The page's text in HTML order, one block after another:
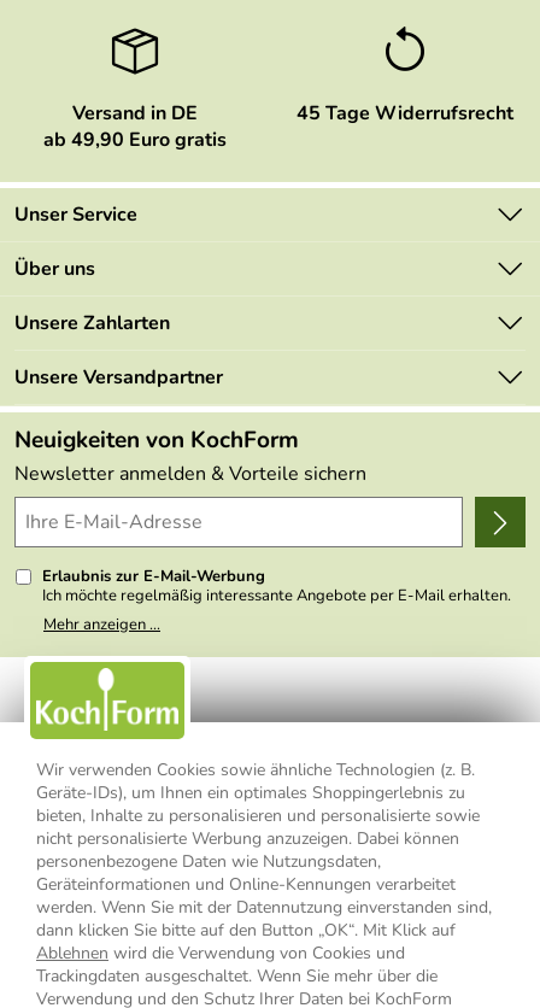
Wir verwenden Cookies sowie ähnliche Technologien (z. B.
Geräte-IDs), um Ihnen ein optimales Shoppingerlebnis zu
bieten, Inhalte zu personalisieren und personalisierte sowie
nicht personalisierte Werbung anzuzeigen. Dabei können
personenbezogene Daten wie Nutzungsdaten,
Geräteinformationen und Online-Kennungen verarbeitet
werden. Wenn Sie mit der Datennutzung einverstanden sind,
dann klicken Sie bitte auf den Button „OK“. Mit Klick auf
Ablehnen wird die Verwendung von Cookies und
Trackingdaten ausgeschaltet. Wenn Sie mehr über die
Verwendung und den Schutz Ihrer Daten bei KochForm
Versand in DE
ab 49,90 Euro gratis
45 Tage Widerrufsrecht
Unser Service
Kontakt
Mehrwertsteuerfrei
Retourenportal
FAQs
Lieferbedingungen
Delivery Terms
Kundenlogin
Über uns
Marken
Angebote
Made in Germany
Themen
Wir über uns
Presse
Unsere Zahlarten
Unsere Versandpartner
Neuigkeiten von KochForm
Newsletter anmelden & Vorteile sichern
Erlaubnis zur E-Mail-Werbung
Ich möchte regelmäßig interessante Angebote per E-Mail erhalten.
Meine E-Mail-Adresse wird nicht an andere Unternehmen
weitergegeben. Zu statistischen Zwecken wird in anonymer Form
nicht erkennbar, welche konkrete Person geklickt hat. Diese
Einwilligung zur Nutzung meiner E-Mail- Adresse für Werbezwecke
kann ich jederzeit mit Wirkung für die Zukunft widerrufen, indem ich
den Link "Abmelden" am Ende des Newsletters anklicke oder die
Option Newsletter im Mitgliederbereich deaktiviere. Die
Datenschutzerklärung
habe ich zur Kenntnis genommen.
Mehr anzeigen ...
Impressum Datenschutzerklärung
AGB
Widerrufsbelehrung
Widerrufsformular
Vertrag widerrufen